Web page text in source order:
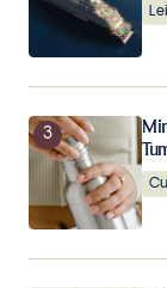
Notify me
Submit